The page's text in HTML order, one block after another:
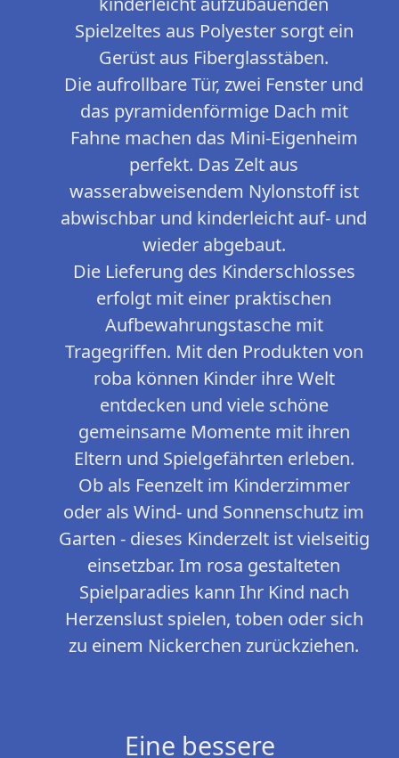
Spielzeltes aus Polyester sorgt ein
Gerüst aus Fiberglasstäben.
Die aufrollbare Tür, zwei Fenster und
das pyramidenförmige Dach mit
Fahne machen das Mini-Eigenheim
perfekt. Das Zelt aus
wasserabweisendem Nylonstoff ist
abwischbar und kinderleicht auf- und
wieder abgebaut.
Die Lieferung des Kinderschlosses
erfolgt mit einer praktischen
Aufbewahrungstasche mit
Tragegriffen. Mit den Produkten von
roba können Kinder ihre Welt
entdecken und viele schöne
gemeinsame Momente mit ihren
Eltern und Spielgefährten erleben.
Ob als Feenzelt im Kinderzimmer
oder als Wind- und Sonnenschutz im
Garten - dieses Kinderzelt ist vielseitig
einsetzbar. Im rosa gestalteten
Spielparadies kann Ihr Kind nach
Herzenslust spielen, toben oder sich
zu einem Nickerchen zurückziehen.
Eine bessere